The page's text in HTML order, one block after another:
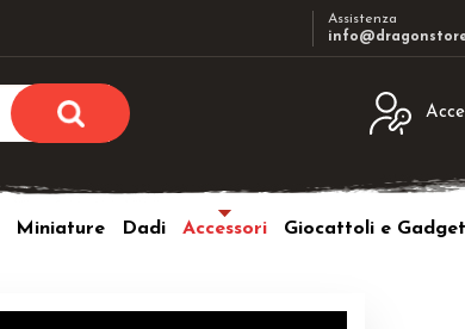
Assistenza
Per completare l'ordine inserisci il nome
utente e la password e poi clicca sul
sito
Miniature Dadi Accessori Giocattoli e Gadget